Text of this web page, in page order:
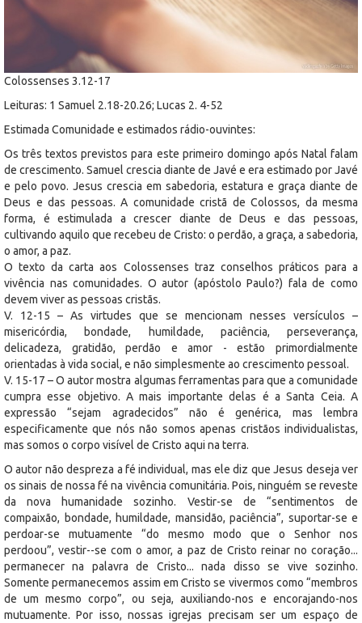
Colossenses 3.12-17
Leituras: 1 Samuel 2.18-20.26; Lucas 2. 4-52
Estimada Comunidade e estimados rádio-ouvintes:
Os três textos previstos para este primeiro domingo após Natal falam
de crescimento. Samuel crescia diante de Javé e era estimado por Javé
e pelo povo. Jesus crescia em sabedoria, estatura e graça diante de
Deus e das pessoas. A comunidade cristã de Colossos, da mesma
forma, é estimulada a crescer diante de Deus e das pessoas,
cultivando aquilo que recebeu de Cristo: o perdão, a graça, a sabedoria,
o amor, a paz.
O texto da carta aos Colossenses traz conselhos práticos para a
vivência nas comunidades. O autor (apóstolo Paulo?) fala de como
devem viver as pessoas cristãs.
V. 12-15 – As virtudes que se mencionam nesses versículos –
misericórdia, bondade, humildade, paciência, perseverança,
delicadeza, gratidão, perdão e amor - estão primordialmente
orientadas à vida social, e não simplesmente ao crescimento pessoal.
V. 15-17 – O autor mostra algumas ferramentas para que a comunidade
cumpra esse objetivo. A mais importante delas é a Santa Ceia. A
expressão “sejam agradecidos” não é genérica, mas lembra
especificamente que nós não somos apenas cristãos individualistas,
mas somos o corpo visível de Cristo aqui na terra.
O autor não despreza a fé individual, mas ele diz que Jesus deseja ver
os sinais de nossa fé na vivência comunitária. Pois, ninguém se reveste
da nova humanidade sozinho. Vestir-se de “sentimentos de
compaixão, bondade, humildade, mansidão, paciência”, suportar-se e
perdoar-se mutuamente “do mesmo modo que o Senhor nos
perdoou”, vestir--se com o amor, a paz de Cristo reinar no coração...
permanecer na palavra de Cristo... nada disso se vive sozinho.
Somente permanecemos assim em Cristo se vivermos como “membros
de um mesmo corpo”, ou seja, auxiliando-nos e encorajando-nos
mutuamente. Por isso, nossas igrejas precisam ser um espaço de